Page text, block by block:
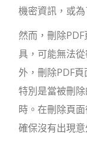
機密資訊，或
然而，刪除
具，可能無法
外，刪除PDF
特別是當被刪
時。在刪除頁
確保沒有出現